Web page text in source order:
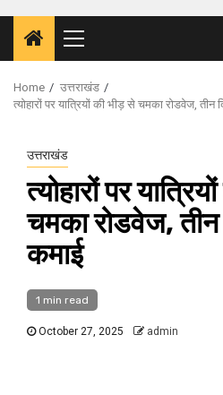
Primary
Menu
Home
उत्तराखंड
त्योहारों पर यात्रियों की भीड़ से चमका रोडवेज, तीन
उत्तराखंड
त्योहारों पर
चमका रोडवेज, तीन
कमाई
1 min read
October 27, 2025 admin